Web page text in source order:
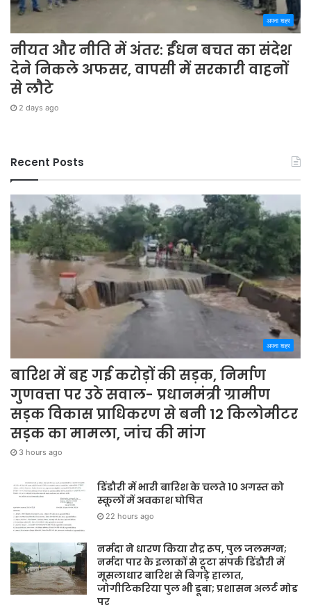
अपना शहर
नीयत और नीति में अंतर: ईंधन बचत का संदेश
देने निकले अफसर, वापसी में सरकारी वाहनों
से लौटे
2 days ago
Recent Posts
अपना शहर
बारिश में बह गई करोड़ों की सड़क, निर्माण
गुणवत्ता पर उठे सवाल- प्रधानमंत्री ग्रामीण
सड़क विकास प्राधिकरण से बनी 12 किलोमीटर
सड़क का मामला, जांच की मांग
3 hours ago
डिंडौरी में भारी बारिश के चलते 10 अगस्त को
स्कूलों में अवकाश घोषित
22 hours ago
नर्मदा ने धारण किया रौद्र रूप, पुल जलमग्न;
नर्मदा पार के इलाकों से टूटा संपर्क डिंडौरी में
मूसलाधार बारिश से बिगड़े हालात,
जोगीटिकरिया पुल भी डूबा; प्रशासन अलर्ट मोड
पर